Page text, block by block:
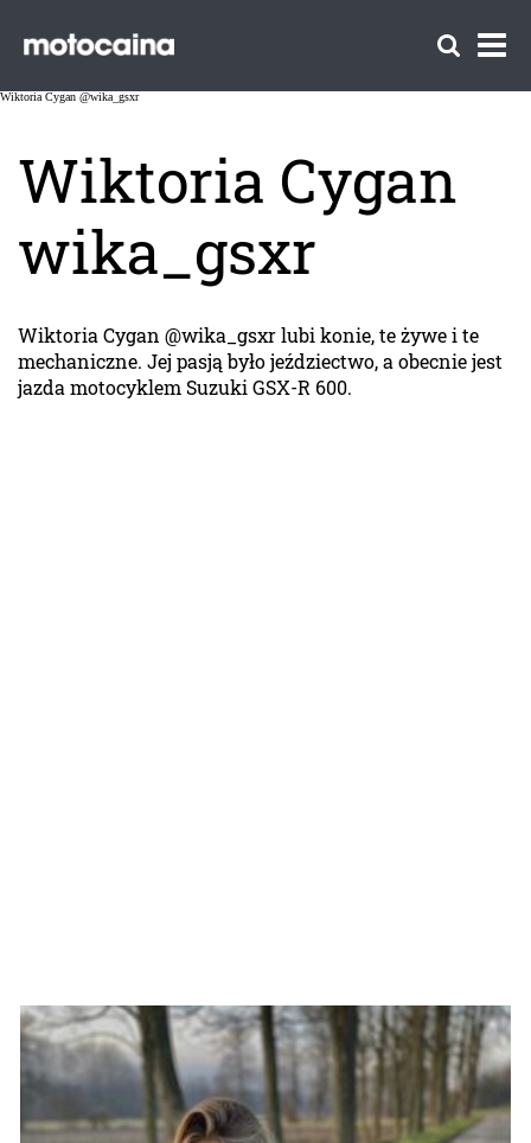
Wiktoria Cygan @wika_gsxr
Wiktoria Cygan
wika_gsxr
Wiktoria Cygan @wika_gsxr lubi konie, te żywe i te
mechaniczne. Jej pasją było jeździectwo, a obecnie jest
jazda motocyklem Suzuki GSX-R 600.